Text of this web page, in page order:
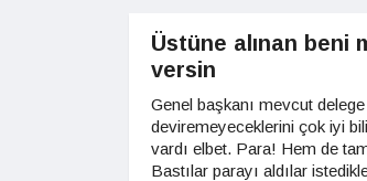
Üstüne alınan beni
versin
Genel başkanı mevcut delege
deviremeyeceklerini çok iyi
vardı elbet. Para! Hem de
Bastılar parayı aldılar